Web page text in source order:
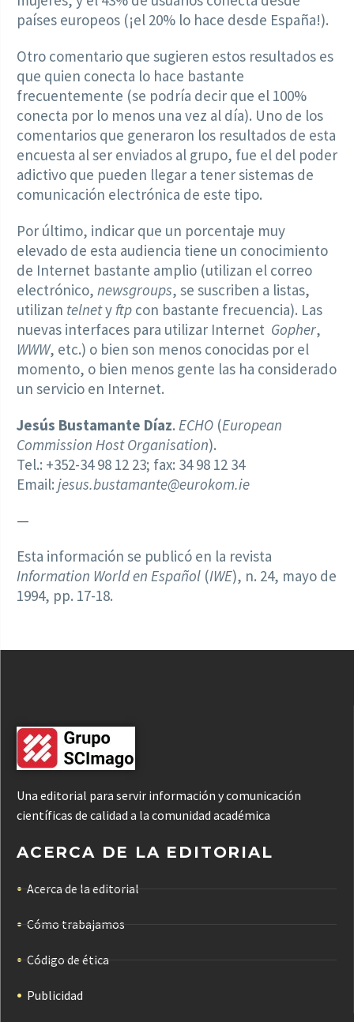
países europeos (¡el 20% lo hace desde España!).
Otro comentario que sugieren estos resultados es
que quien conecta lo hace bastante
frecuentemente (se podría decir que el 100%
conecta por lo menos una vez al día). Uno de los
comentarios que generaron los resultados de esta
encuesta al ser enviados al grupo, fue el del poder
adictivo que pueden llegar a tener sistemas de
comunicación electrónica de este tipo.
Por último, indicar que un porcentaje muy
elevado de esta audiencia tiene un conocimiento
de Internet bastante amplio (utilizan el correo
electrónico, newsgroups, se suscriben a listas,
utilizan telnety ftp con bastante frecuencia). Las
nuevas interfaces para utilizar Internet Gopher,
WWW, etc.) o bien son menos conocidas por el
momento, o bien menos gente las ha considerado
un servicio en Internet.
Jesús Bustamante Díaz. ECHO (European
Commission Host Organisation).
Tel.: +352-34 98 12 23; fax: 34 98 12 34
Email: jesus.bustamante@eurokom.ie
—
Esta información se publicó en la revista
Information World en Español (IWE), n. 24, mayo de
1994, pp. 17-18.
Una editorial para servir información y comunicación
científicas de calidad a la comunidad académica
ACERCA DE LA EDITORIAL
Acerca de la editorial
Cómo trabajamos
Código de ética
Publicidad